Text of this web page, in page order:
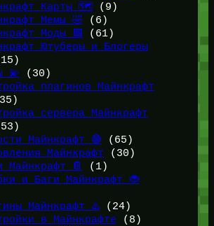
Карты 🗺️ (9)
Мемы 🤣 (6)
Моды 🟩
(61)
Ютуберы и Блогеры
💫
(30)
плагинов Майнкрафт
сервера Майнкрафт
Майнкрафт 🔴 (65)
Майнкрафт (30)
Майнкрафт 📔
(1)
и Баги Майнкрафт 🐞
Майнкрафт ♨️(24)
в Майнкрафте (8)